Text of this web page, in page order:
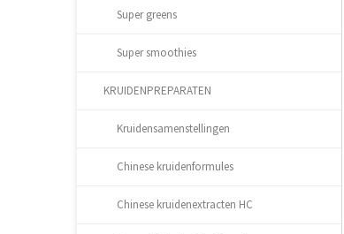
Super greens
Super smoothies
KRUIDENPREPARATEN
Kruidensamenstellingen
Chinese kruidenformules
Chinese kruidenextracten HC